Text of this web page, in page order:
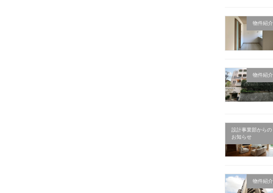
物件紹介
物件紹介
設計事業部からの
お知らせ
物件紹介